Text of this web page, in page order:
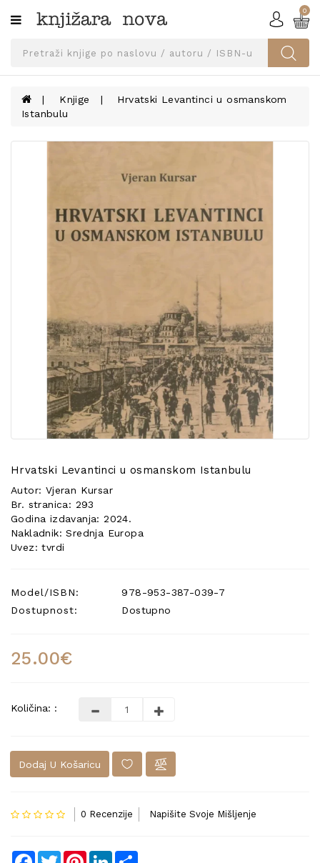
Kategorije
SVEUČILIŠNA
UDŽBENICI
UDŽBENIKE!
POSEBNA
PONUDA
0
Knjige
Hrvatski Levantinci u osmanskom
Istanbulu
Hrvatski Levantinci u osmanskom Istanbulu
Autor: Vjeran Kursar
Br. stranica: 293
Godina izdavanja: 2024.
Nakladnik: Srednja Europa
Uvez: tvrdi
Model/ISBN:
978-953-387-039-7
Dostupnost:
Dostupno
25.00€
Količina: :
Dodaj U Košaricu
0 Recenzije Napišite Svoje Mišljenje
Facebook
TwitterPinterestLinkedIn